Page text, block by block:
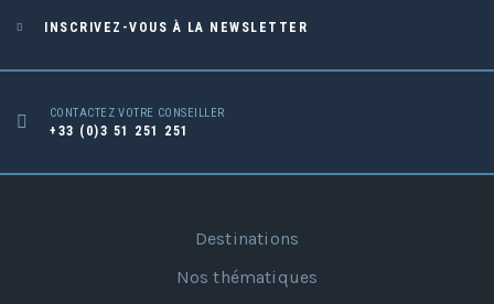
INSCRIVEZ-VOUS À LA NEWSLETTER
CONTACTEZ VOTRE CONSEILLER
+33 (0)3 51 251 251
Destinations
Nos thématiques